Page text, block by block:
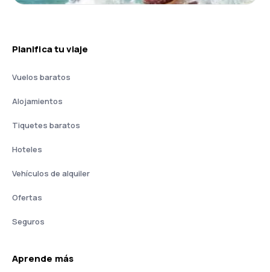
Planifica tu viaje
Vuelos baratos
Alojamientos
Tiquetes baratos
Hoteles
Vehículos de alquiler
Ofertas
Seguros
Aprende más